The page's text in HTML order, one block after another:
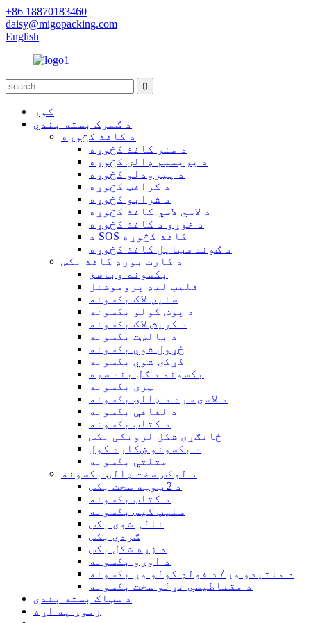
+86 18870183460
daisy@migopacking.com
English
کور
د ګمرک بسته بندي
د کاغذ کڅوړه
د هنر کاغذ کڅوړه
د پریمیم ډالۍ کڅوړه
د پیرودلو کڅوړه
د کرافټ کڅوړه
د شرابو کڅوړه
د لاسي لاسي کاغذ کڅوړه
د خوړو د کاغذ کڅوړه
د SOS کاغذ کڅوړه
د ګوند سټایل کاغذ کڅوړه
د کارت بورډ کاغذ بکس
بکسونه وباسئ
فلیپ لیډ پروموشنل
سنیپ لاک بکسونه
د پوښ کولو بکسونه
د کریش لاک بکسونه
د بالښت بکسونه
ځړول شوي بکسونه
کړکۍ شوي بکسونه
بکسونه د ګل بند سره
ټری بکسونه
د لاسي سره د ډالۍ بکسونه
د لفافې بکسونه
د کتاب بکسونه
ځانګړی شکل لرونکی بکس
د بکسونو ښکاره کول
مثلثي بکسونه
د لوکس سخت ډالۍ بکسونه
د 2 ټوټه سخت بکس
د کتاب بکسونه
سلیپ کیس بکسونه
نالی شوی بکس
ګردي بکس
د زړه شکل بکس
د اوږو بکسونه
د ماتیدو وړ / د فولډ کولو وړ بکسونه
د مقناطیسي تړلو سخت بکسونه
د سټاک بسته بندي
زموږ په اړه